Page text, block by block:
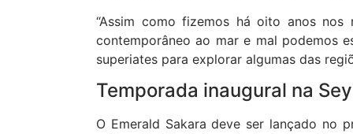
“Assim como fizemos há oito anos
contemporâneo ao mar e mal podemos
superiates para explorar algumas das
Temporada inaugural na
O Emerald Sakara deve ser lançado no